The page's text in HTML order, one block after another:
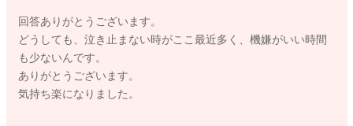
が難しい時や著しくネガティブな感情を抱く事があり自然で
す。
ましてや、まだ乳幼児のお子さんを24時間相手にしているので
すから、成長させるためのお世話をしているだけでも、育児は
回答ありがとうございます。
どうしても、泣き止まない時がここ最近多く、機嫌がいい時間
も少ないんです。
ありがとうございます。
気持ち楽になりました。